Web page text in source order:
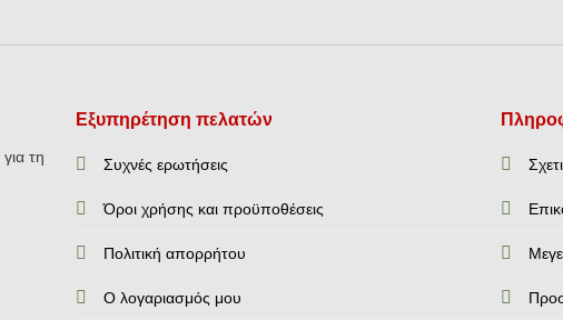
τη
Εξυπηρέτηση πελατών
Συχνές ερωτήσεις
Όροι χρήσης και προϋποθέσεις
Πολιτική απορρήτου
Ο λογαριασμός μου